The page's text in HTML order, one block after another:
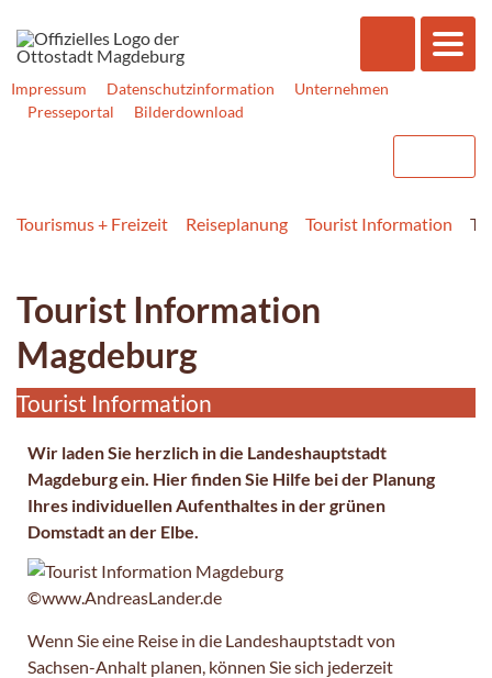
Impressum Datenschutzinformation
Unternehmen
Presseportal
Bilderdownload
Tourismus + Freizeit Reiseplanung Tourist Information
Tourist Information
Magdeburg
Tourist Information
Wir laden Sie herzlich in die Landeshauptstadt
Magdeburg ein. Hier finden Sie Hilfe bei der Planung
Ihres individuellen Aufenthaltes in der grünen
Domstadt an der Elbe.
Wenn Sie eine Reise in die Landeshauptstadt von
Sachsen-Anhalt planen, können Sie sich jederzeit